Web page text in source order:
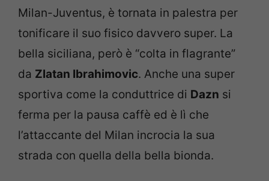
Milan-Juventus, è tornata in palestra per
tonificare il suo fisico davvero super. La
bella siciliana, però è “colta in flagrante”
da Zlatan Ibrahimovic. Anche una super
sportiva come la conduttrice di Dazn si
ferma per la pausa caffè ed è lì che
l’attaccante del Milan incrocia la sua
strada con quella della bella bionda.